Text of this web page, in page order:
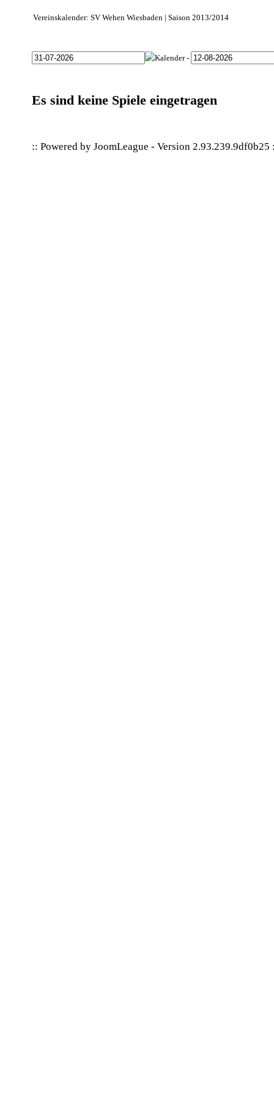
Vereinskalender: SV Wehen Wiesbaden | Saison 2013/2014
-
Es sind keine Spiele eingetragen
:: Powered by JoomLeague - Version 2.93.239.9df0b25